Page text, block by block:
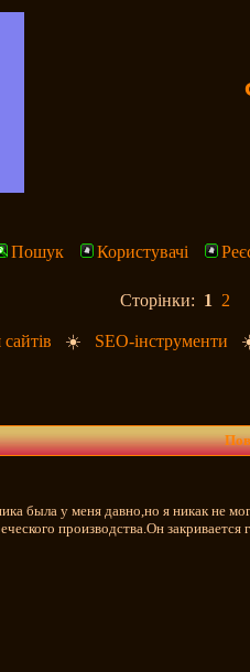
Пошук Користувачі
Сторінки: 1 2
☀️ SEO-інструменти
была у меня давно,но я никак не
производства.Он